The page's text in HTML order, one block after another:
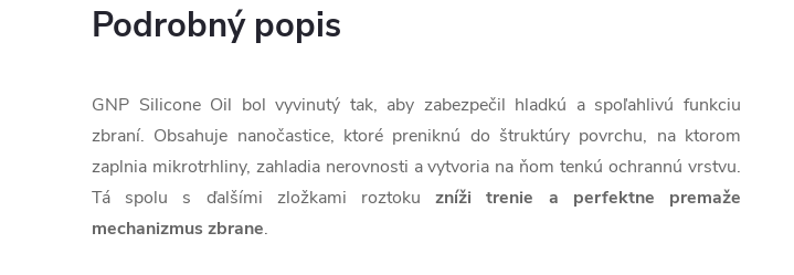
Podrobný popis
GNP Silicone Oil bol vyvinutý tak, aby zabezpečil hladkú a spoľahlivú funkciu
zbraní. Obsahuje nanočastice, ktoré preniknú do štruktúry povrchu, na ktorom
zaplnia mikrotrhliny, zahladia nerovnosti a vytvoria na ňom tenkú ochrannú vrstvu.
Tá spolu s ďalšími zložkami roztokuzníži trenie a perfektne premaže
mechanizmus zbrane.